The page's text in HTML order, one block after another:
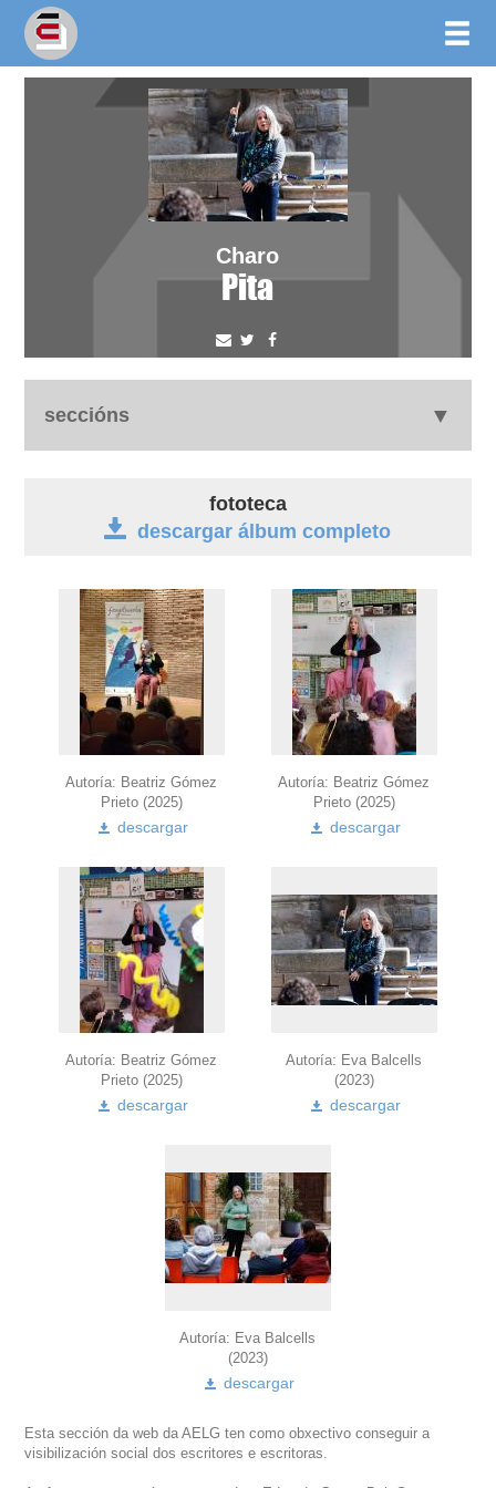
Charo
Pita
seccións
obra
fototeca
fototeca
descargar álbum completo
Autoría: Beatriz Gómez
Prieto (2025)
descargar
Autoría: Beatriz Gómez
Prieto (2025)
descargar
Autoría: Beatriz Gómez
Prieto (2025)
descargar
Autoría: Eva Balcells
(2023)
descargar
Autoría: Eva Balcells
(2023)
descargar
Esta sección da web da AELG ten como obxectivo conseguir a
visibilización social dos escritores e escritoras.